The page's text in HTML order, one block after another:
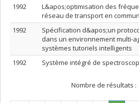
1992
L&apos;optimisation des
réseau de transport en commun
1992
Spécification d&apos;un
dans un environnement multi-
systèmes tutoriels intelligents
1992
Système intégré de
Nombre de résultats :